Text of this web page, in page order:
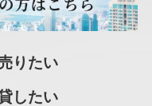
りたい
したい